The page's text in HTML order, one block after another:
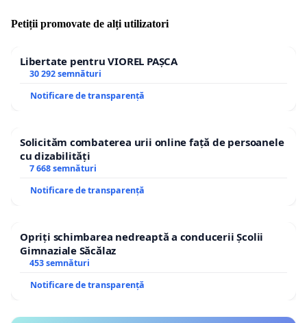
SUSŢINEM DREPTUL NATURAL AL OAMENILOR LA VIAŢĂ,
SUSŢINEM CONSOLIDAREA VALORILOR UMANE,
RIDICAREA UMANITĂŢII SPRE NIVELURI SUPERIOARE DE
Petiții promovate de alți utilizatori
Libertate pentru VIOREL PAȘCA
30 292 semnături
Notificare de transparență
Solicităm combaterea urii online față de persoanele
cu dizabilități
7 668 semnături
Notificare de transparență
Opriți schimbarea nedreaptă a conducerii Școlii
Gimnaziale Săcălaz
453 semnături
Notificare de transparență